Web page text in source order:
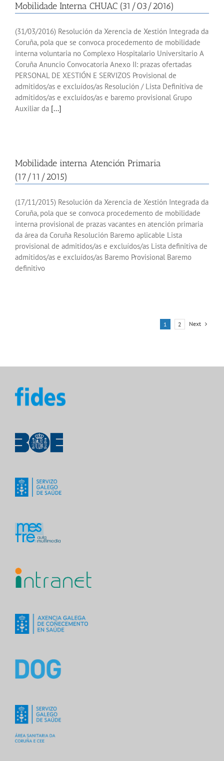
Mobilidade Interna CHUAC (31/03/2016)
(31/03/2016) Resolución da Xerencia de Xestión Integrada da
Coruña, pola que se convoca procedemento de mobilidade
interna voluntaria no Complexo Hospitalario Universitario A
Coruña Anuncio Convocatoria Anexo II: prazas ofertadas
PERSONAL DE XESTIÓN E SERVIZOS Provisional de
admitidos/as e excluídos/as Resolución / Lista Definitiva de
admitidos/as e excluídos/as e baremo provisional Grupo
Auxiliar da [...]
Mobilidade interna Atención Primaria
(17/11/2015)
(17/11/2015) Resolución da Xerencia de Xestión Integrada da
Coruña, pola que se convoca procedemento de mobilidade
interna provisional de prazas vacantes en atención primaria
da área da Coruña Resolución Baremo aplicable Lista
provisional de admitidos/as e excluídos/as Lista definitiva de
admitidos/as e excluídos/as Baremo Provisional Baremo
definitivo
1 2 Next